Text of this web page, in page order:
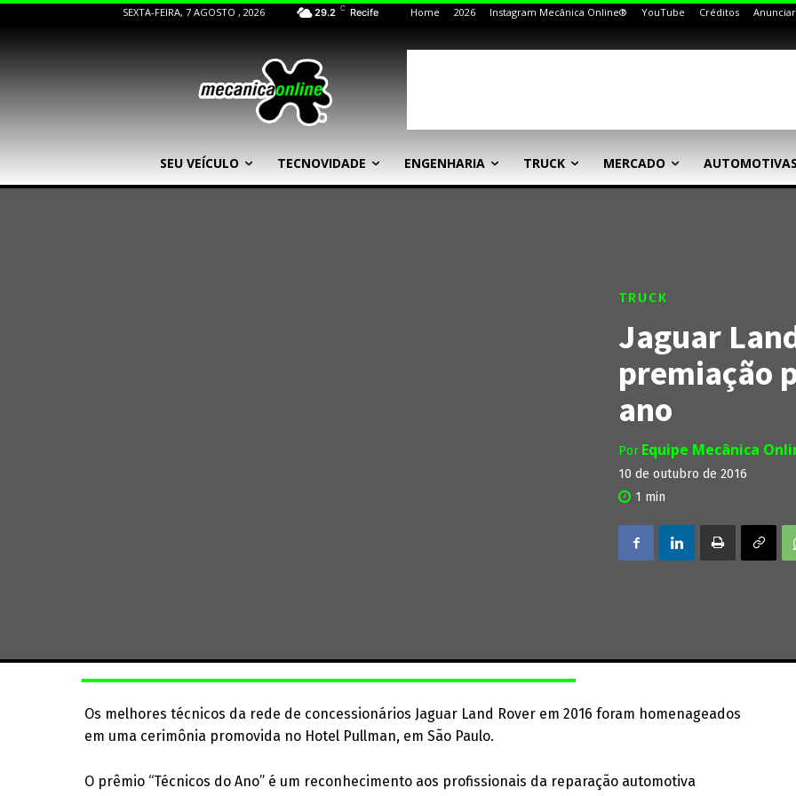
SEXTA-FEIRA, 7 AGOSTO , 2026 29.2 C Recife Home 2026 Instagram Mecânica Online® YouTube Créditos Anunciar
SEU VEÍCULO TECNOVIDADE ENGENHARIA TRUCK MERCADO
TRUCK
Jaguar
premiação
ano
Por Equipe Mecânica
10 de outubro de 2016
1 min
Os melhores técnicos da rede de concessionários Jaguar Land Rover em 2016 foram homenageados
em uma cerimônia promovida no Hotel Pullman, em São Paulo.
O prêmio “Técnicos do Ano” é um reconhecimento aos profissionais da reparação automotiva